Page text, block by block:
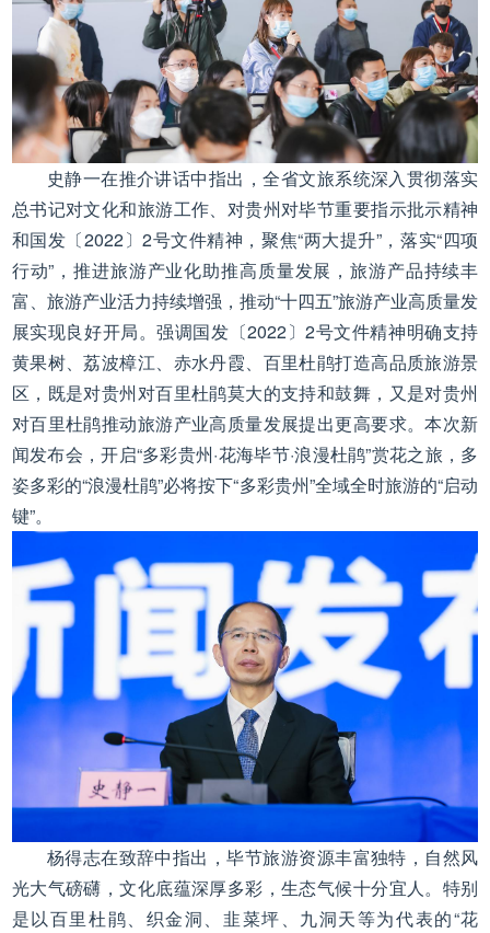
史静一在推介讲话中指出，全省文旅系统深入贯彻落实
总书记对文化和旅游工作、对贵州对毕节重要指示批示精神
和国发〔2022〕2号文件精神，聚焦“两大提升”，落实“四项
行动”，推进旅游产业化助推高质量发展，旅游产品持续丰
富、旅游产业活力持续增强，推动“十四五”旅游产业高质量发
展实现良好开局。强调国发〔2022〕2号文件精神明确支持
黄果树、荔波樟江、赤水丹霞、百里杜鹃打造高品质旅游景
区，既是对贵州对百里杜鹃莫大的支持和鼓舞，又是对贵州
对百里杜鹃推动旅游产业高质量发展提出更高要求。本次新
闻发布会，开启“多彩贵州·花海毕节·浪漫杜鹃”赏花之旅，多
姿多彩的“浪漫杜鹃”必将按下“多彩贵州”全域全时旅游的“启动
键”。
杨得志在致辞中指出，毕节旅游资源丰富独特，自然风
光大气磅礴，文化底蕴深厚多彩，生态气候十分宜人。特别
是以百里杜鹃、织金洞、韭菜坪、九洞天等为代表的“花